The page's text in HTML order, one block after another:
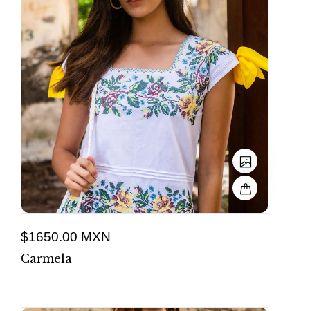
$1650.00 MXN
Carmela